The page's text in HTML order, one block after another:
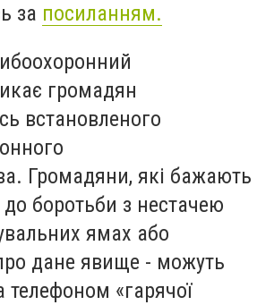
за посиланням.
громадян
встановленого
Громадяни, які бажають
боротьби з нестачею
ямах або
дане явище - можуть
телефоном «гарячої